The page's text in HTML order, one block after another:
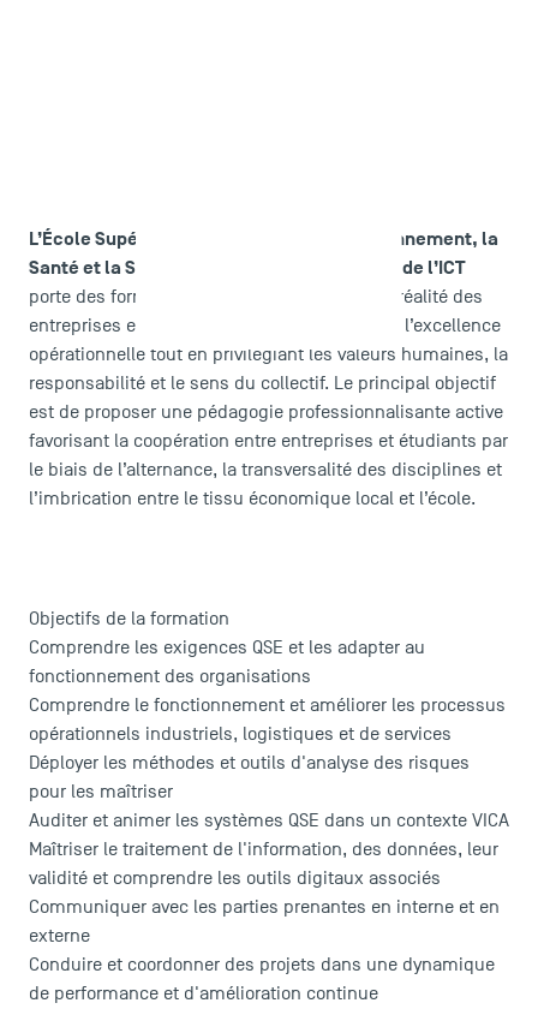
L’École Supérieure pour la Qualité, l’Environnement, la
Santé et la Sécurité en Entreprise (ESQESE) de l’ICT
porte des formations en prise directe avec la réalité des
entreprises et du monde de demain. Elle vise l’excellence
opérationnelle tout en privilégiant les valeurs humaines, la
responsabilité et le sens du collectif. Le principal objectif
est de proposer une pédagogie professionnalisante active
favorisant la coopération entre entreprises et étudiants par
le biais de l’alternance, la transversalité des disciplines et
l’imbrication entre le tissu économique local et l’école.
Objectifs de la formation
Comprendre les exigences QSE et les adapter au
fonctionnement des organisations
Comprendre le fonctionnement et améliorer les processus
opérationnels industriels, logistiques et de services
Déployer les méthodes et outils d'analyse des risques
pour les maîtriser
Auditer et animer les systèmes QSE dans un contexte VICA
Maîtriser le traitement de l'information, des données, leur
validité et comprendre les outils digitaux associés
Communiquer avec les parties prenantes en interne et en
externe
Conduire et coordonner des projets dans une dynamique
de performance et d'amélioration continue